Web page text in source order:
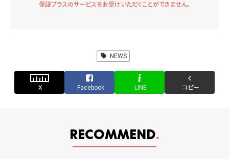
保証プラスのサービスをお受けいただくことができません。
NEWS
X Facebook LINE コピー
RECOMMEND